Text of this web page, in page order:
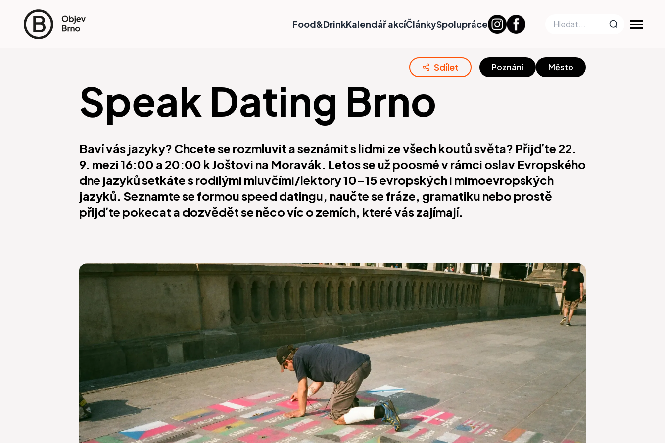
Food&DrinkKalendář akcíČlánkySpolupráce
Sdílet Poznání Město
Speak Dating Brno
Baví vás jazyky? Chcete se rozmluvit a seznámit s lidmi ze všech koutů světa? Přijďte 22.
9. mezi 16:00 a 20:00 k Joštovi na Moravák. Letos se už poosmé v rámci oslav Evropského
dne jazyků setkáte s rodilými mluvčími/lektory 10-15 evropských i mimoevropských
jazyků. Seznamte se formou speed datingu, naučte se fráze, gramatiku nebo prostě
přijďte pokecat a dozvědět se něco víc o zemích, které vás zajímají.